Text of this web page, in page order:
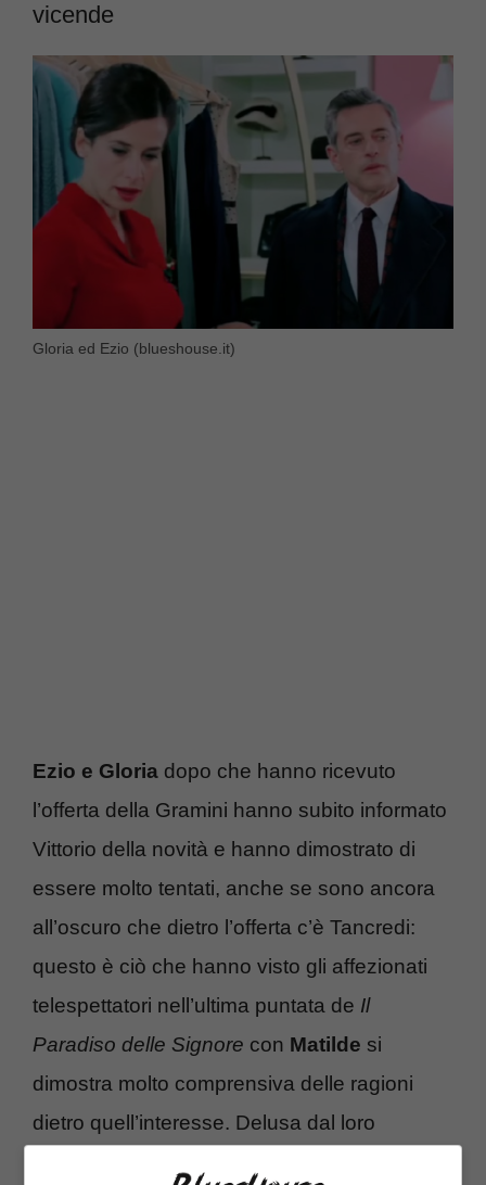
vicende
Gloria ed Ezio (blueshouse.it)
Ezio e Gloria dopo che hanno ricevuto
l’offerta della Gramini hanno subito informato
Vittorio della novità e hanno dimostrato di
essere molto tentati, anche se sono ancora
all’oscuro che dietro l’offerta c’è Tancredi:
questo è ciò che hanno visto gli affezionati
telespettatori nell’ultima puntata de Il
Paradiso delle Signore con Matilde si
dimostra molto comprensiva delle ragioni
dietro quell’interesse. Delusa dal loro